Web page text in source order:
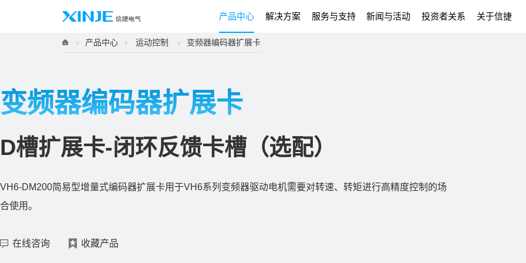
产品中心 解决方案 服务与支持 新闻与活动 投资者关系 关于信捷
产品中心 运动控制 变频器编码器扩展卡
变频器编码器扩展卡
D槽扩展卡-闭环反馈卡槽（选配）
VH6-DM200简易型增量式编码器扩展卡用于VH6系列变频器驱动电机需要对转速、转矩进行高精度控制的场
合使用。
在线咨询 收藏产品